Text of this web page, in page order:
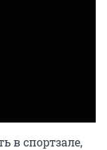
в спортзале,